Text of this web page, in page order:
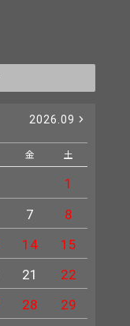
2026.09
金 土
1
7
8
14
15
21
22
28
29